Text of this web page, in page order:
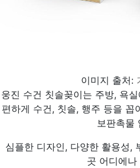
이미지 출처:
웅진 수건 칫솔꽂이는 주방, 욕
편하게 수건, 칫솔, 행주 등을 꼽
보판촉물
심플한 디자인, 다양한 활용성,
곳 어디에나